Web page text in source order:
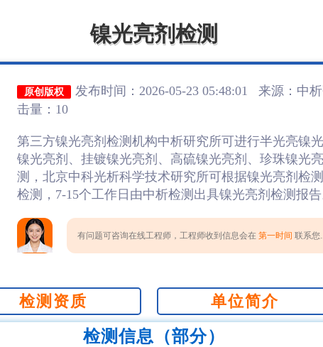
镍光亮剂检测
原创版权 发布时间：2026-05-23 05:48:01 来源： 中
击量：10
第三方镍光亮剂检测机构中析研究所可进行半光亮镍
镍光亮剂、挂镀镍光亮剂、高硫镍光亮剂、珍珠镍光
测，北京中科光析科学技术研究所可根据镍光亮剂检
检测，7-15个工作日由中析检测出具镍光亮剂检测报告
有问题可咨询在线工程师，工程师收到信息会在 第一时间 联系您
检测资质 单位简介
检测信息（部分）